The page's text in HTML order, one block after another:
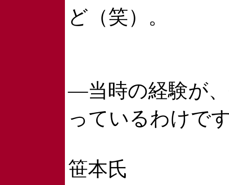
ど（笑）。
―当時の経験が
っているわけで
笹本氏